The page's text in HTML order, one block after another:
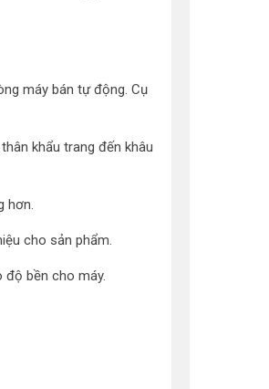
máy bán tự động. Cụ
khẩu trang đến khâu
hơn.
cho sản phẩm.
độ bền cho máy.